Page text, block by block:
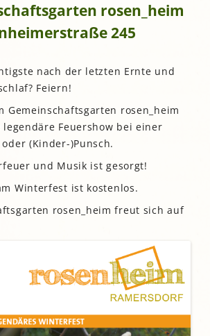
rosen_heim
245
nach der letzten Ernte und
Feiern!
Gemeinschaftsgarten rosen_heim
Feuershow bei einer
(Kinder-)Punsch.
und Musik ist gesorgt!
Winterfest ist kostenlos.
rosen_heim freut sich auf